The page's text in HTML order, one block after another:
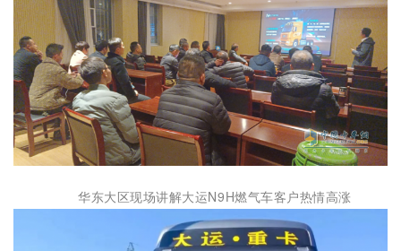
华东大区现场讲解大运N9H燃气车客户热情高涨